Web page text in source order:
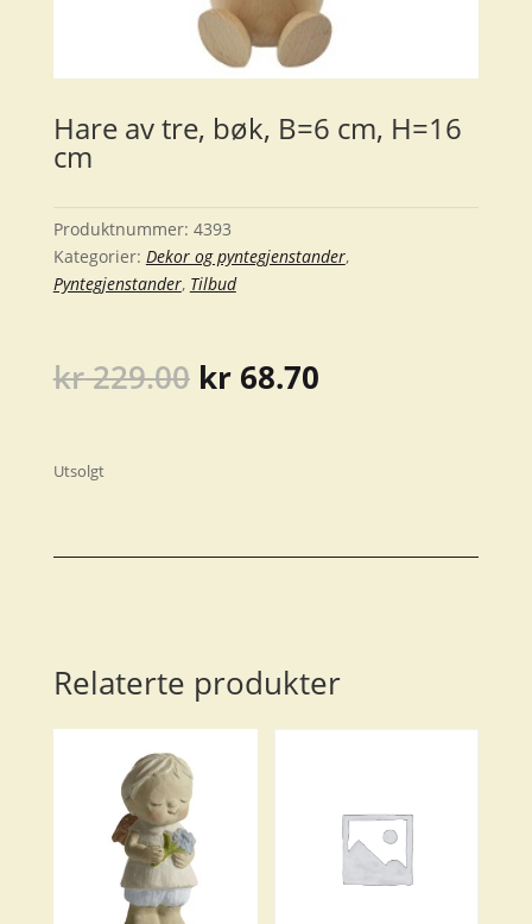
Hare av tre, bøk, B=6 cm, H=16
cm
Produktnummer: 4393
Kategorier: Dekor og pyntegjenstander,
Pyntegjenstander, Tilbud
kr229.00 Opprinnelig
pris
kr68.70Nåværende
Utsolgt
Relaterte produkter